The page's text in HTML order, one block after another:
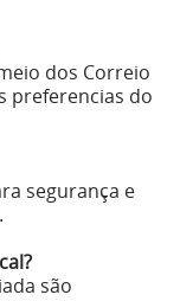
dos Correio
preferencias do
segurança e
são